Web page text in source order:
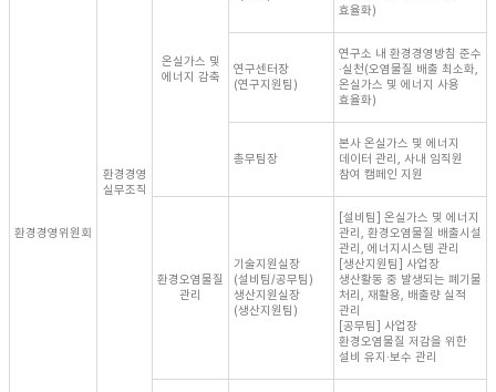
환경경영위원회
환경경영
실무조직
온실가스 및
에너지 감축
효율화)
연구센터장
(연구지원팀)
연구소 내 환경경영방침 준수
·실천(오염물질 배출 최소화,
온실가스 및 에너지 사용
효율화)
총무팀장
본사 온실가스 및 에너지
데이터 관리, 사내 임직원
참여 캠페인 지원
환경오염물질
관리
기술지원실장
(설비팀/공무팀)
생산지원실장
(생산지원팀)
[설비팀] 온실가스 및 에너지
관리, 환경오염물질 배출시설
관리, 에너지시스템 관리
[생산지원팀] 사업장
생산활동 중 발생되는 폐기물
처리, 재활용, 배출량 실적
관리
[공무팀] 사업장
환경오염물질 저감을 위한
설비 유지·보수 관리